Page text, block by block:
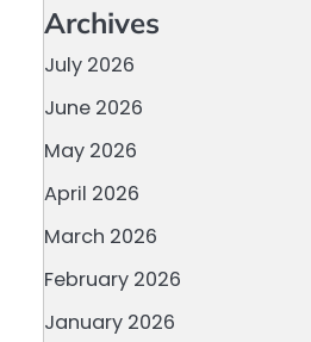
Archives
July 2026
June 2026
May 2026
April 2026
March 2026
February 2026
January 2026